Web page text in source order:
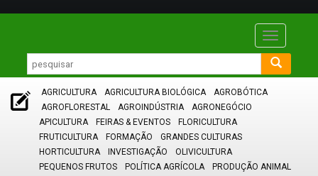
Toggle
AGRICULTURA AGRICULTURA BIOLÓGICA
AGROBÓTICA
AGROFLORESTAL
AGROINDÚSTRIA
AGRONEGÓCIO
APICULTURA
FEIRAS & EVENTOS
FLORICULTURA
FRUTICULTURA
FORMAÇÃO
GRANDES CULTURAS
HORTICULTURA
INVESTIGAÇÃO
OLIVICULTURA
PEQUENOS FRUTOS
POLÍTICA AGRÍCOLA
PRODUÇÃO ANIMAL